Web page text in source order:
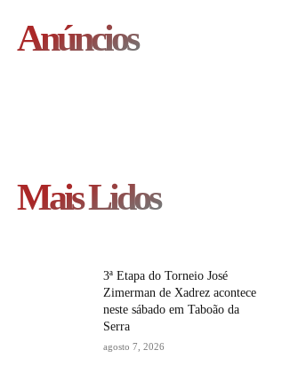
Anúncios
Mais Lidos
3ª Etapa do Torneio José
Zimerman de Xadrez acontece
neste sábado em Taboão da
Serra
agosto 7, 2026